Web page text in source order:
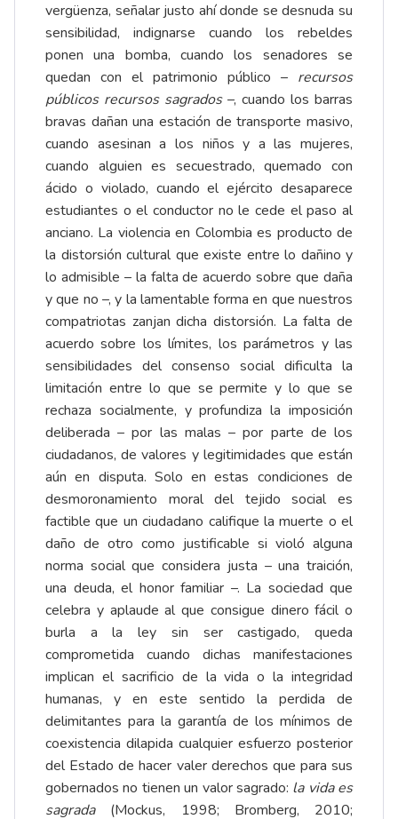
vergüenza, señalar justo ahí donde se desnuda su
sensibilidad, indignarse cuando los rebeldes
ponen una bomba, cuando los senadores se
quedan con el patrimonio público – recursos
públicos recursos sagrados–, cuando los barras
bravas dañan una estación de transporte masivo,
cuando asesinan a los niños y a las mujeres,
cuando alguien es secuestrado, quemado con
ácido o violado, cuando el ejército desaparece
estudiantes o el conductor no le cede el paso al
anciano. La violencia en Colombia es producto de
la distorsión cultural que existe entre lo dañino y
lo admisible – la falta de acuerdo sobre que daña
y que no –, y la lamentable forma en que nuestros
compatriotas zanjan dicha distorsión. La falta de
acuerdo sobre los límites, los parámetros y las
sensibilidades del consenso social dificulta la
limitación entre lo que se permite y lo que se
rechaza socialmente, y profundiza la imposición
deliberada – por las malas – por parte de los
ciudadanos, de valores y legitimidades que están
aún en disputa. Solo en estas condiciones de
desmoronamiento moral del tejido social es
factible que un ciudadano califique la muerte o el
daño de otro como justificable si violó alguna
norma social que considera justa – una traición,
una deuda, el honor familiar –. La sociedad que
celebra y aplaude al que consigue dinero fácil o
burla a la ley sin ser castigado, queda
comprometida cuando dichas manifestaciones
implican el sacrificio de la vida o la integridad
humanas, y en este sentido la perdida de
delimitantes para la garantía de los mínimos de
coexistencia dilapida cualquier esfuerzo posterior
del Estado de hacer valer derechos que para sus
gobernados no tienen un valor sagrado: la vida es
sagrada(Mockus, 1998; Bromberg, 2010;